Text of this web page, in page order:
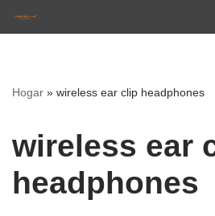
contenido
Hogar » wireless ear clip headphones
wireless ear
headphones